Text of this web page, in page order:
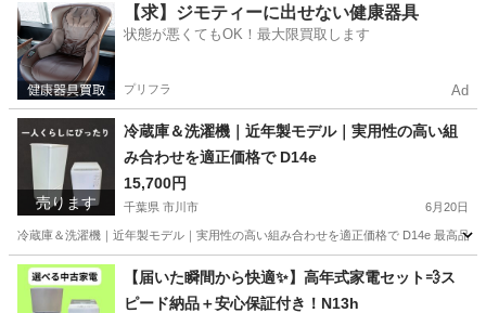
神奈川 川崎市 キッチン家電 HITACHI
【求】ジモティーに出せない健康器具
状態が悪くてもOK！最大限買取します
プリフラ Ad
売ります
冷蔵庫＆洗濯機｜近年製モデル｜実用性の高い組
み合わせを適正価格で D14e
15,700円
千葉県 市川市 6月20日
冷蔵庫＆洗濯機｜近年製モデル｜実用性の高い組み合わせを適正価格で D14e 最高
千葉 市川市 キッチン家電 商品
【届いた瞬間から快適✨】高年式家電セット💨ス
ピード納品＋安心保証付き！N13h